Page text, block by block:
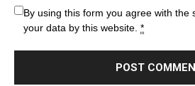
By using this form you agree with the
your data by this website. *